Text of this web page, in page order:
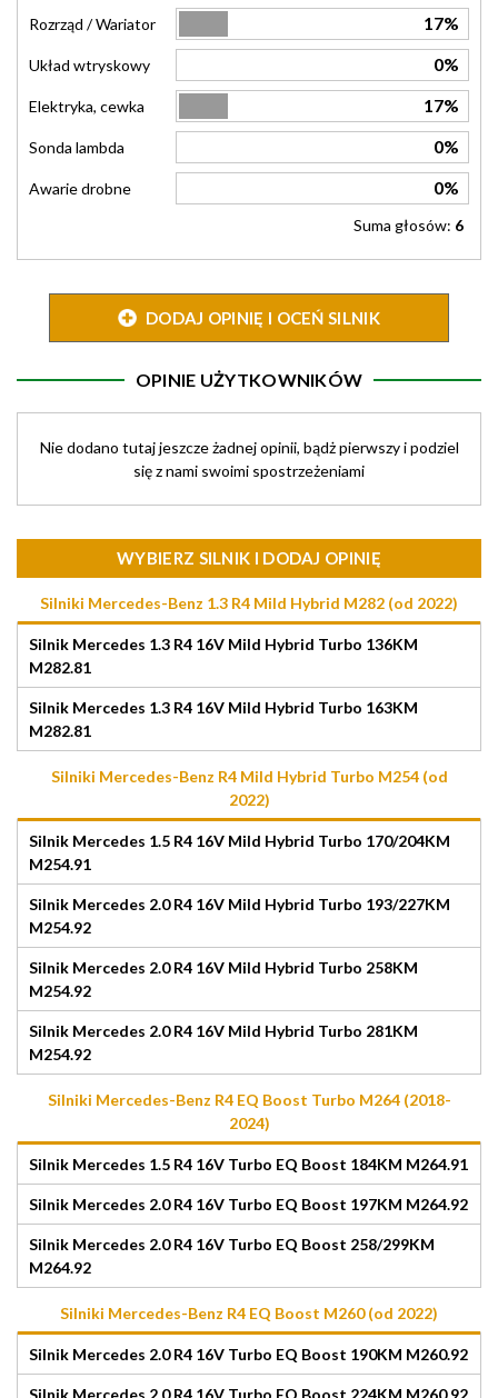
Rozrząd / Wariator 17%
Układ wtryskowy 0%
Elektryka, cewka 17%
Sonda lambda 0%
Awarie drobne 0%
Suma głosów: 6
DODAJ OPINIĘ I OCEŃ SILNIK
OPINIE UŻYTKOWNIKÓW
Nie dodano tutaj jeszcze żadnej opinii, bądż pierwszy i podziel
się z nami swoimi spostrzeżeniami
WYBIERZ SILNIK I DODAJ OPINIĘ
Silniki Mercedes-Benz 1.3 R4 Mild Hybrid M282 (od 2022)
Silnik Mercedes 1.3 R4 16V Mild Hybrid Turbo 136KM
M282.81
Silnik Mercedes 1.3 R4 16V Mild Hybrid Turbo 163KM
M282.81
Silniki Mercedes-Benz R4 Mild Hybrid Turbo M254 (od
2022)
Silnik Mercedes 1.5 R4 16V Mild Hybrid Turbo 170/204KM
M254.91
Silnik Mercedes 2.0 R4 16V Mild Hybrid Turbo 193/227KM
M254.92
Silnik Mercedes 2.0 R4 16V Mild Hybrid Turbo 258KM
M254.92
Silnik Mercedes 2.0 R4 16V Mild Hybrid Turbo 281KM
M254.92
Silniki Mercedes-Benz R4 EQ Boost Turbo M264 (2018-
2024)
Silnik Mercedes 1.5 R4 16V Turbo EQ Boost 184KM M264.91
Silnik Mercedes 2.0 R4 16V Turbo EQ Boost 197KM M264.92
Silnik Mercedes 2.0 R4 16V Turbo EQ Boost 258/299KM
M264.92
Silniki Mercedes-Benz R4 EQ Boost M260 (od 2022)
Silnik Mercedes 2.0 R4 16V Turbo EQ Boost 190KM M260.92
Silnik Mercedes 2.0 R4 16V Turbo EQ Boost 224KM M260.92